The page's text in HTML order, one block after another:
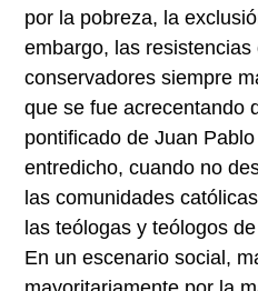
por la pobreza, la
embargo, las
conservadores siempre
que se fue acrecentando
pontificado de Juan
entredicho, cuando no
las comunidades
las teólogas y teólogos
En un escenario social,